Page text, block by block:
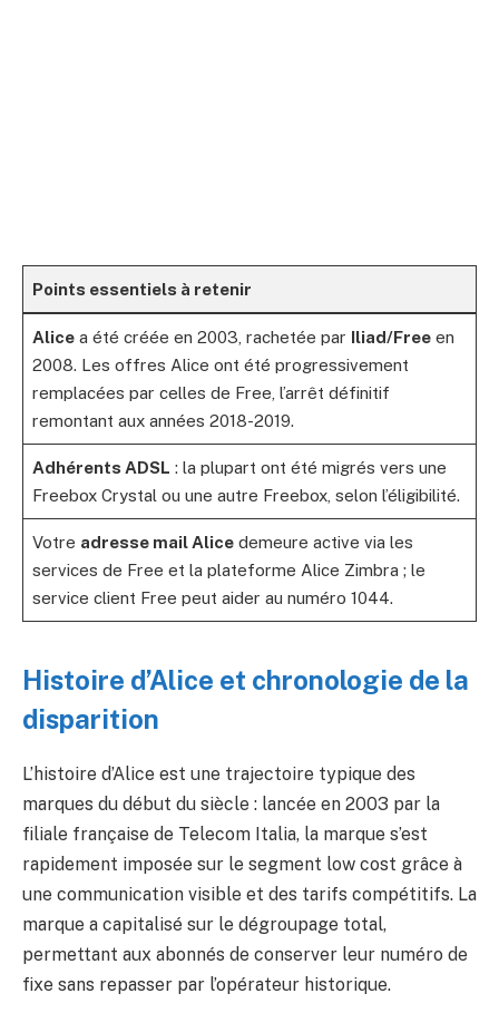
Points essentiels à retenir
Alice a été créée en 2003, rachetée par Iliad/Free en
2008. Les offres Alice ont été progressivement
remplacées par celles de Free, l’arrêt définitif
remontant aux années 2018-2019.
Adhérents ADSL : la plupart ont été migrés vers une
Freebox Crystal ou une autre Freebox, selon l’éligibilité.
Votre adresse mail Alice demeure active via les
services de Free et la plateforme Alice Zimbra ; le
service client Free peut aider au numéro 1044.
Histoire d’Alice et chronologie de la
disparition
L’histoire d’Alice est une trajectoire typique des
marques du début du siècle : lancée en 2003 par la
filiale française de Telecom Italia, la marque s’est
rapidement imposée sur le segment low cost grâce à
une communication visible et des tarifs compétitifs. La
marque a capitalisé sur le dégroupage total,
permettant aux abonnés de conserver leur numéro de
fixe sans repasser par l’opérateur historique.